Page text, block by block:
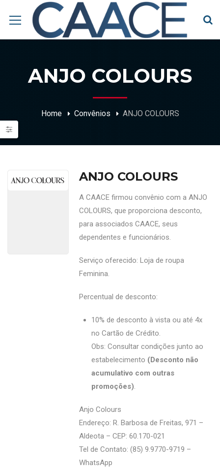
ANJO COLOURS
Home Convênios ANJO COLOURS
ANJO COLOURS
A CAACE firmou convênio com a ANJO
COLOURS, que proporciona desconto,
para associados CAACE, seus
dependentes e funcionários.
Serviço oferecido: Loja de roupa
Feminina.
Percentual de desconto:
10% de desconto à vista ou até 4x
no Cartão de Crédito.
Obs: Consultar condições junto ao
estabelecimento (Desconto não
acumulativo com outras
promoções).
Anjo Colours
Endereço: R. Barbosa de Freitas, 971 –
Aldeota – CEP: 60.170-021
Tel de Contato: (85) 9.9770-9719 –
WhatsApp